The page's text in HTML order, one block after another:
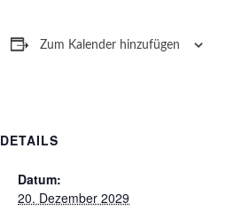
Zum Kalender hinzufügen
DETAILS
Datum:
20. Dezember 2029